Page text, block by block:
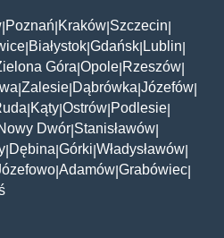
Poznań Kraków Szczecin
Białystok Gdańsk Lublin
Góra Opole Rzeszów
Zalesie Dąbrówka Józefów
Kąty Ostrów Podlesie
Dwór Stanisławów
Dębina Górki Władysławów
Adamów Grabówiec